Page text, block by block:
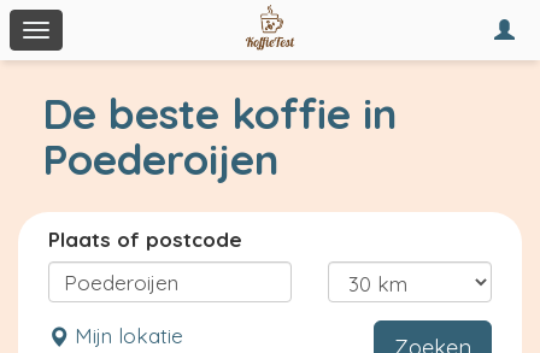
Toggle
navigation
De beste koffie in
Poederoijen
Plaats of postcode
Mijn lokatie